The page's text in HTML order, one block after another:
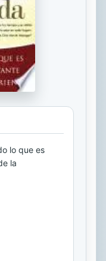
lo que es
la